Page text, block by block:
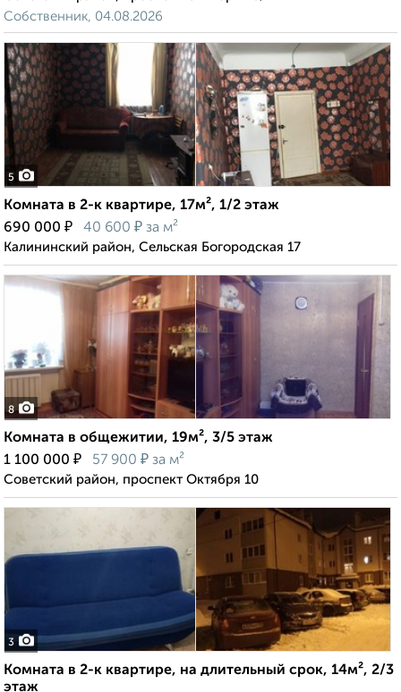
Собственник, 04.08.2026
5
Комната в 2-к квартире, 17м², 1/2 этаж
690 000 ₽ 40 600 ₽ за м²
Калининский район, Сельская Богородская 17
8
Комната в общежитии, 19м², 3/5 этаж
1 100 000 ₽ 57 900 ₽ за м²
Советский район, проспект Октября 10
3
Комната в 2-к квартире, на длительный срок, 14м², 2/3
этаж